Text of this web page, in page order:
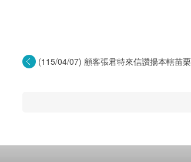
(115/04/07) 顧客張君特來信讚揚本轄苗栗